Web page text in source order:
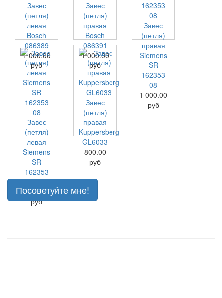
Завес
(петля)
левая
Bosch
086389
1 000.00
руб
Завес
(петля)
правая
Bosch
086391
1 000.00
руб
Завес
(петля)
правая
Siemens
SR
162353
08
1 000.00
руб
Завес
(петля)
левая
Siemens
SR
162353
08
1 000.00
руб
Завес
(петля)
правая
Kuppersberg
GL6033
800.00
руб
Посоветуйте мне!